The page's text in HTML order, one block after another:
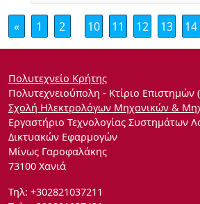
« 1 2 10 11 12 13 14
Πολυτεχνείο Κρήτης
Πολυτεχνειούπολη - Κτίριο Επιστημών
Σχολή Ηλεκτρολόγων Μηχανικών &
Εργαστήριο Τεχνολογίας Συστημάτων
Δικτυακών Εφαρμογών
Μίνως Γαροφαλάκης
73100 Χανιά
Τηλ: +302821037211